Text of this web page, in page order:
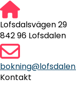
Lofsdalsvägen 29
842 96 Lofsdalen
Kontakt